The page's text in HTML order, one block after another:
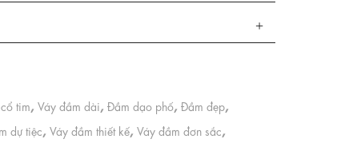
tim, Váy đầm dài, Đầm dạo phố, Đầm đẹp,
dự tiệc, Váy đầm thiết kế, Váy đầm đơn sắc,